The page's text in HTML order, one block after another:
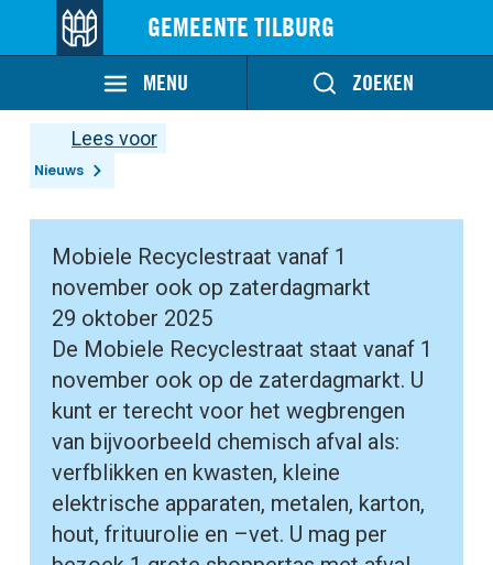
GEMEENTE TILBURG
MENU ZOEKEN
Nieuws
Lees voor
Mobiele Recyclestraat vanaf 1
november ook op zaterdagmarkt
29 oktober 2025
De Mobiele Recyclestraat staat vanaf 1
november ook op de zaterdagmarkt. U
kunt er terecht voor het wegbrengen
van bijvoorbeeld chemisch afval als:
verfblikken en kwasten, kleine
elektrische apparaten, metalen, karton,
hout, frituurolie en –vet. U mag per